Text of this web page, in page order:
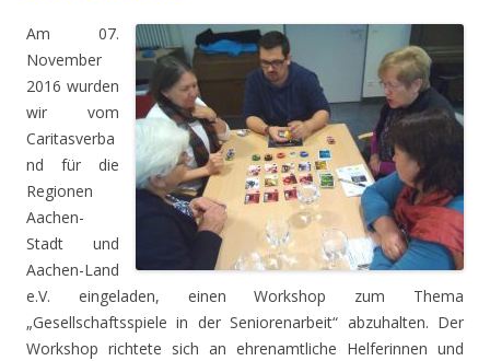
Am 07.
November
2016 wurden
wir vom
Caritasverba
nd für die
Regionen
Aachen-
Stadt und
Aachen-Land
e.V. eingeladen, einen Workshop zum Thema
„Gesellschaftsspiele in der Seniorenarbeit“ abzuhalten. Der
Workshop richtete sich an ehrenamtliche Helferinnen und